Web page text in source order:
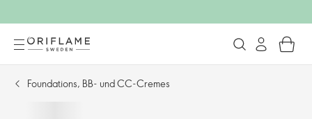
Foundations, BB- und CC-Cremes